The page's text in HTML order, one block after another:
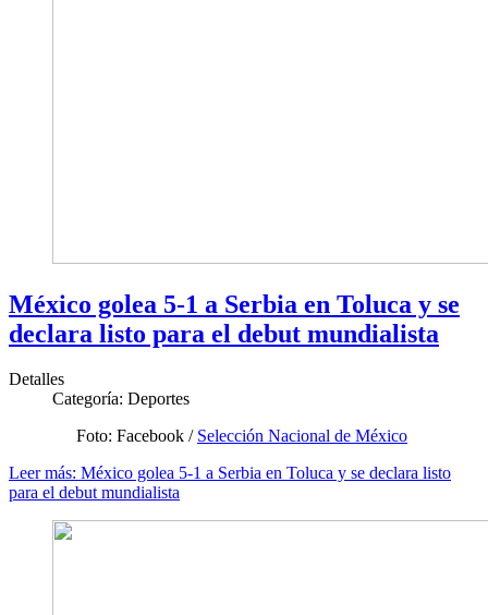
México golea 5-1 a Serbia en Toluca y se
declara listo para el debut mundialista
Detalles
Categoría: Deportes
Foto: Facebook / Selección Nacional de México
Leer más: México golea 5-1 a Serbia en Toluca y se declara listo
para el debut mundialista